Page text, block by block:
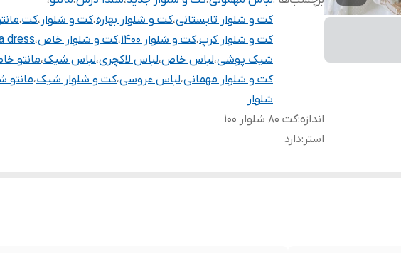
کت و شلوار تابستانی،کت و شلوار بهاره،کت و شلوار ،کت،
کت و شلوار کرپ،کت و شلوار ۱۴۰۰ ،کت و شلوار خاص،dress
شیک پوشی،لباس خاص،لباس لاکچری،لباس شیک،مانتو
کت و شلوار مهمانی،لباس عروسی،کت و شلوار شیک،مانتو
شلوار
اندازه:کت ۸۰ شلوار ۱۰۰
استر :دارد